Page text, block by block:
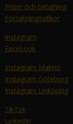
Priser och betalning
Försäljningsvillkor
Instagram
Facebook
Instagram Malmö
Instagram Göteborg
Instagram Linköping
TikTok
LinkedIn